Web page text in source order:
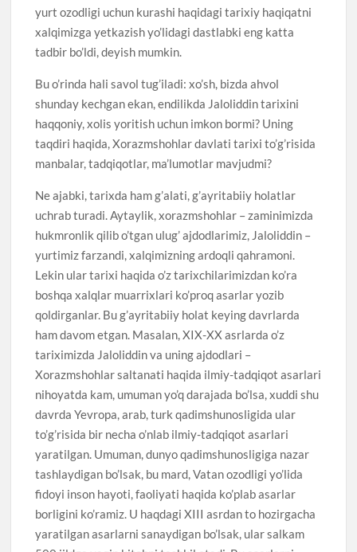
yurt ozodligi uchun kurashi haqidagi tarixiy haqiqatni
xalqimizga yetkazish yo’lidagi dastlabki eng katta
tadbir bo’ldi, deyish mumkin.
Bu o’rinda hali savol tug’iladi: xo’sh, bizda ahvol
shunday kechgan ekan, endilikda Jaloliddin tarixini
haqqoniy, xolis yoritish uchun imkon bormi? Uning
taqdiri haqida, Xorazmshohlar davlati tarixi to’g’risida
manbalar, tadqiqotlar, ma’lumotlar mavjudmi?
Ne ajabki, tarixda ham g’alati, g’ayritabiiy holatlar
uchrab turadi. Aytaylik, xorazmshohlar – zaminimizda
hukmronlik qilib o’tgan ulug’ ajdodlarimiz, Jaloliddin –
yurtimiz farzandi, xalqimizning ardoqli qahramoni.
Lekin ular tarixi haqida o’z tarixchilarimizdan ko’ra
boshqa xalqlar muarrixlari ko’proq asarlar yozib
qoldirganlar. Bu g’ayritabiiy holat keying davrlarda
ham davom etgan. Masalan, XIX-XX asrlarda o’z
tariximizda Jaloliddin va uning ajdodlari –
Xorazmshohlar saltanati haqida ilmiy-tadqiqot asarlari
nihoyatda kam, umuman yo’q darajada bo’lsa, xuddi shu
davrda Yevropa, arab, turk qadimshunosligida ular
to’g’risida bir necha o’nlab ilmiy-tadqiqot asarlari
yaratilgan. Umuman, dunyo qadimshunosligiga nazar
tashlaydigan bo’lsak, bu mard, Vatan ozodligi yo’lida
fidoyi inson hayoti, faoliyati haqida ko’plab asarlar
borligini ko’ramiz. U haqdagi XIII asrdan to hozirgacha
yaratilgan asarlarni sanaydigan bo’lsak, ular salkam